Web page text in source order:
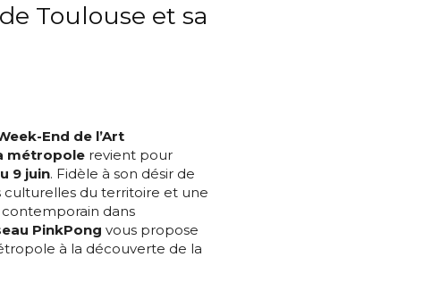
email*
Toulouse et sa
End de l’Art
métropole revient pour
9 juin. Fidèle à son désir de
culturelles du territoire et une
dans
PinkPong vous propose
à la découverte de la